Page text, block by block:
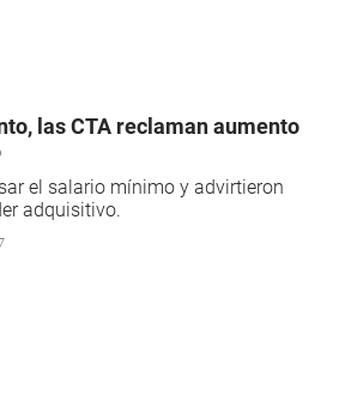
las CTA reclaman aumento
el salario mínimo y advirtieron
adquisitivo.